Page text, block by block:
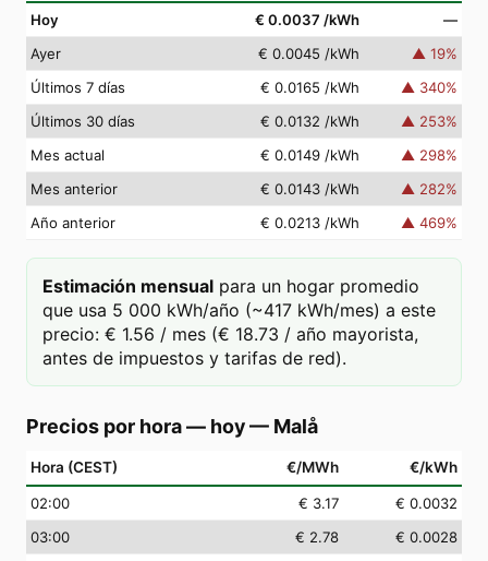
Hoy € 0.0037 /kWh
—
Ayer
€ 0.0045 /kWh ▲ 19%
Últimos 7 días
€ 0.0165 /kWh ▲ 340%
Últimos 30 días
€ 0.0132 /kWh ▲ 253%
Mes actual
€ 0.0149 /kWh ▲ 298%
Mes anterior
€ 0.0143 /kWh ▲ 282%
Año anterior
€ 0.0213 /kWh ▲ 469%
Estimación mensual para un hogar promedio
que usa 5 000 kWh/año (~417 kWh/mes) a este
precio: € 1.56 / mes (€ 18.73 / año mayorista,
antes de impuestos y tarifas de red).
Precios por hora — hoy— Malå
Hora (CEST) €/MWh €/kWh
02:00 € 3.17
€ 0.0032
03:00 € 2.78
€ 0.0028